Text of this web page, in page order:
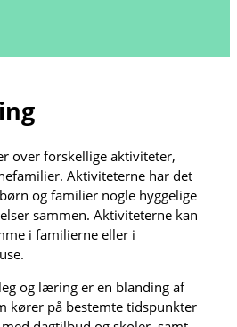
over forskellige aktiviteter,
Aktiviteterne har det
og familier nogle hyggelige
sammen. Aktiviteterne kan
i familierne eller i
og læring er en blanding af
kører på bestemte tidspunkter